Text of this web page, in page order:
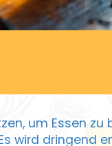
um Essen zu
wird dringend